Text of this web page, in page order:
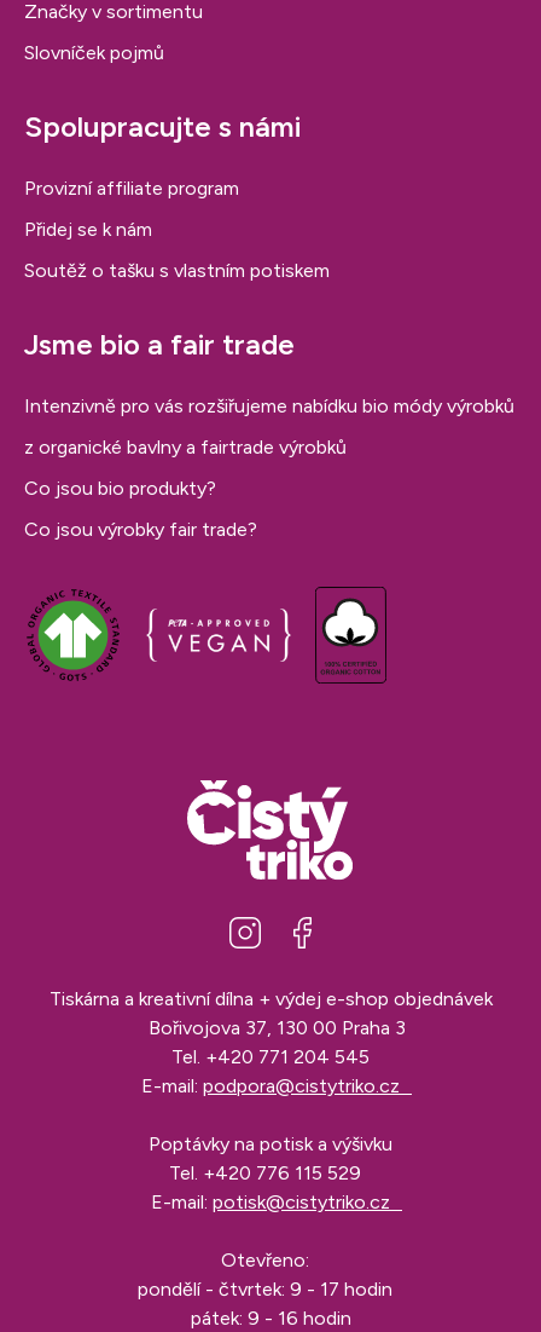
Značky v sortimentu
Slovníček pojmů
Spolupracujte s námi
Provizní affiliate program
Přidej se k nám
Soutěž o tašku s vlastním potiskem
Jsme bio a fair trade
Intenzivně pro vás rozšiřujeme nabídku bio módy výrobků
z organické bavlny a fairtrade výrobků
Co jsou bio produkty?
Co jsou výrobky fair trade?
Tiskárna a kreativní dílna + výdej e-shop objednávek
Bořivojova 37, 130 00 Praha 3
Tel. +420 771 204 545
E-mail: podpora@cistytriko.cz
Poptávky na potisk a výšivku
Tel. +420 776 115 529
E-mail: potisk@cistytriko.cz
Otevřeno:
pondělí - čtvrtek: 9 - 17 hodin
pátek: 9 - 16 hodin